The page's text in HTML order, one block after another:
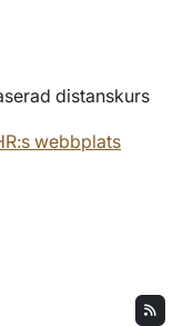
distanskurs
webbplats